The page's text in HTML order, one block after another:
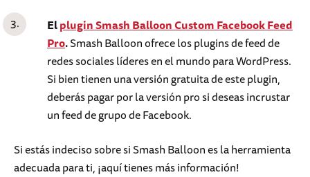
Elplugin Smash Balloon Custom Facebook Feed
Pro.Smash Balloon ofrece los plugins de feed de
redes sociales líderes en el mundo para WordPress.
Si bien tienen una versión gratuita de este plugin,
deberás pagar por la versión pro si deseas incrustar
un feed de grupo de Facebook.
Si estás indeciso sobre si Smash Balloon es la herramienta
adecuada para ti, ¡aquí tienes más información!